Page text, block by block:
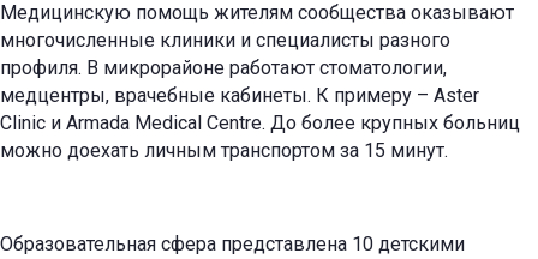
Медицинскую помощь жителям сообщества оказывают
многочисленные клиники и специалисты разного
профиля. В микрорайоне работают стоматологии,
медцентры, врачебные кабинеты. К примеру – Aster
Clinic и Armada Medical Centre. До более крупных больниц
можно доехать личным транспортом за 15 минут.
Образовательная сфера представлена 10 детскими